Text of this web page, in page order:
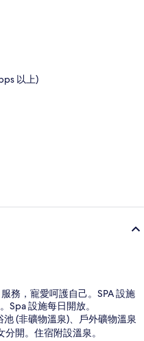
以上)
務，寵愛呵護自己。SPA 設施
Spa 設施每日開放。
(非礦物溫泉)、戶外礦物溫泉
開。住宿附設溫泉。